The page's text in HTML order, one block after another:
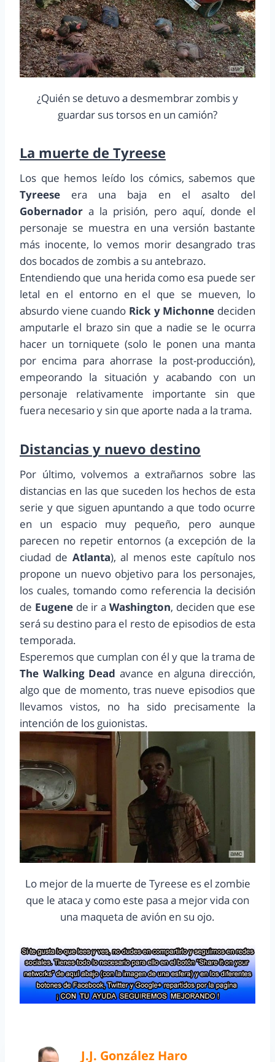
¿Quién se detuvo a desmembrar zombis y
guardar sus torsos en un camión?
La muerte de Tyreese
Los que hemos leído los cómics, sabemos que
Tyreese era una baja en el asalto del
Gobernadora la prisión, pero aquí, donde el
personaje se muestra en una versión bastante
más inocente, lo vemos morir desangrado tras
dos bocados de zombis a su antebrazo.
Entendiendo que una herida como esa puede ser
letal en el entorno en el que se mueven, lo
absurdo viene cuando Rick y Michonne deciden
amputarle el brazo sin que a nadie se le ocurra
hacer un torniquete (solo le ponen una manta
por encima para ahorrase la post-producción),
empeorando la situación y acabando con un
personaje relativamente importante sin que
fuera necesario y sin que aporte nada a la trama.
Distancias y nuevo destino
Por último, volvemos a extrañarnos sobre las
distancias en las que suceden los hechos de esta
serie y que siguen apuntando a que todo ocurre
en un espacio muy pequeño, pero aunque
parecen no repetir entornos (a excepción de la
ciudad de Atlanta), al menos este capítulo nos
propone un nuevo objetivo para los personajes,
los cuales, tomando como referencia la decisión
de Eugene de ir a Washington, deciden que ese
será su destino para el resto de episodios de esta
temporada.
Esperemos que cumplan con él y que la trama de
The Walking Dead avance en alguna dirección,
algo que de momento, tras nueve episodios que
llevamos vistos, no ha sido precisamente la
intención de los guionistas.
Lo mejor de la muerte de Tyreese es el zombie
que le ataca y como este pasa a mejor vida con
una maqueta de avión en su ojo.
J.J. González Haro